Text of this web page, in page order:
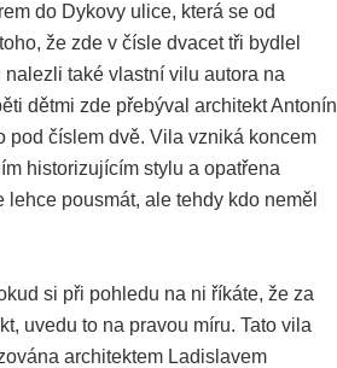
do Dykovy ulice, která se od
že zde v čísle dvacet tři bydlel
také vlastní vilu autora na
dětmi zde přebýval architekt Antonín
pod číslem dvě. Vila vzniká koncem
historizujícím stylu a opatřena
pousmát, ale tehdy kdo neměl
si při pohledu na ni říkáte, že za
uvedu to na pravou míru. Tato vila
architektem Ladislavem